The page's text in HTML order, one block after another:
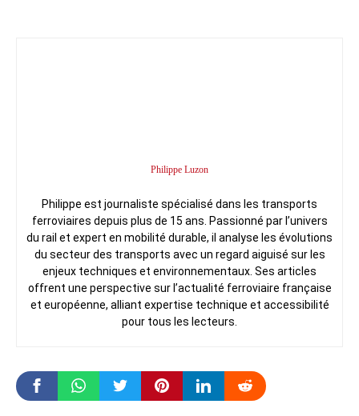
Philippe Luzon
Philippe est journaliste spécialisé dans les transports
ferroviaires depuis plus de 15 ans. Passionné par l’univers
du rail et expert en mobilité durable, il analyse les évolutions
du secteur des transports avec un regard aiguisé sur les
enjeux techniques et environnementaux. Ses articles
offrent une perspective sur l’actualité ferroviaire française
et européenne, alliant expertise technique et accessibilité
pour tous les lecteurs.